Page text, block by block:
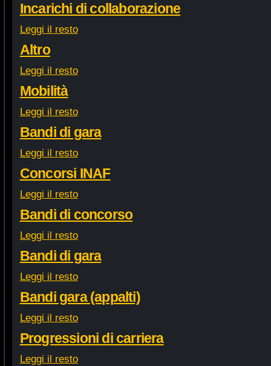
Incarichi di collaborazione
Leggi il resto
Altro
Leggi il resto
Mobilità
Leggi il resto
Bandi di gara
Leggi il resto
Concorsi INAF
Leggi il resto
Bandi di concorso
Leggi il resto
Bandi di gara
Leggi il resto
Bandi gara (appalti)
Leggi il resto
Progressioni di carriera
Leggi il resto